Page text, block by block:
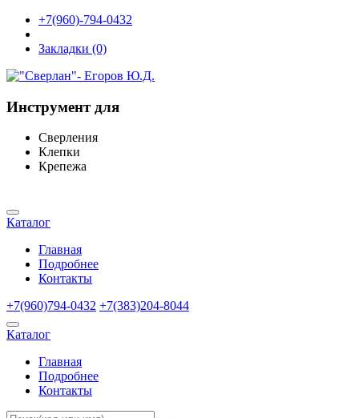
+7(960)-794-0432
Закладки (0)
Инструмент для
Сверления
Клепки
Крепежа
Каталог
Главная
Подробнее
Контакты
+7(960)794-0432 +7(383)204-8044
Каталог
Главная
Подробнее
Контакты